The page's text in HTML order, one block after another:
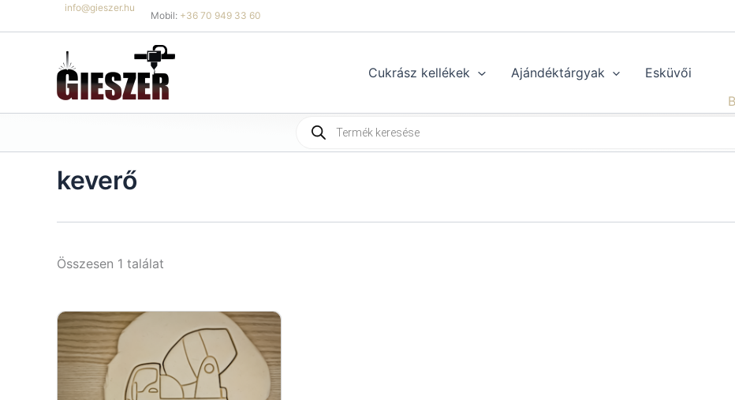
to
info@gieszer.hu
Mobil: +36 70 949 33 60
Cukrász kellékek Ajándéktárgyak
Esküvői
Products
search
keverő
Összesen 1 találat